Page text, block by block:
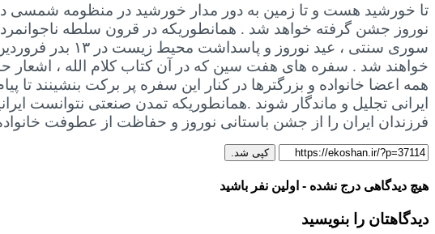
تا خورشید هست و تا زمین به دور مدار خورشید در منظومه شمسی
نوروز جشن گرفته خواهد شد . همانطوریکه در قرون سلطه
سوری سنتی ،
خواهند شد . سفره های هفت سین که در آن کتاب کلام الله ، اشعار
همه اعضا خانواده و بزرگترها در کنار این سفره پر برکت بنشینند
ایرانی تجلیل و ماندگار شوند .همانطوریکه تمدن صنعتی نتوانست
فرزندان ایران را از جشن باستانی نوروز و حفاظت از عطوفت
کپی شد.
هیچ دیدگاهی درج نشده - اولین نفر باشید
دیدگاهتان را بنویسید